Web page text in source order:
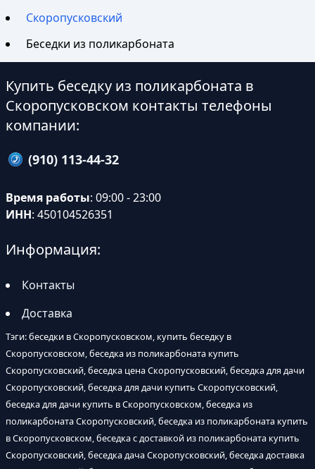
Скоропусковский
Беседки из поликарбоната
Купить беседку из поликарбоната в
Скоропусковском контакты телефоны
компании:
(910) 113-44-32
Время работы: 09:00 - 23:00
ИНН: 450104526351
Информация:
Контакты
Доставка
Тэги: беседки в Скоропусковском, купить беседку в
Скоропусковском, беседка из поликарбоната купить
Скоропусковский, беседка цена Скоропусковский, беседка для дачи
Скоропусковский, беседка для дачи купить Скоропусковский,
беседка для дачи купить в Скоропусковском, беседка из
поликарбоната Скоропусковский, беседка из поликарбоната купить
в Скоропусковском, беседка с доставкой из поликарбоната купить
Скоропусковский, беседка дача Скоропусковский, беседка доставка